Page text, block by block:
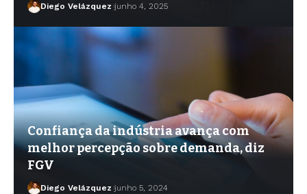
Diego Velázquez junho 4, 2025
Confiança da indústria avança com
melhor percepção sobre demanda, diz
FGV
Diego Velázquez junho 5, 2024